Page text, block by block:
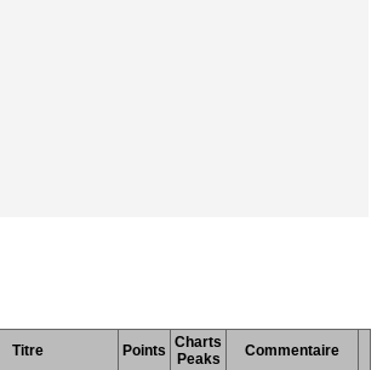
Titre Points Charts
Peaks
Commentaire